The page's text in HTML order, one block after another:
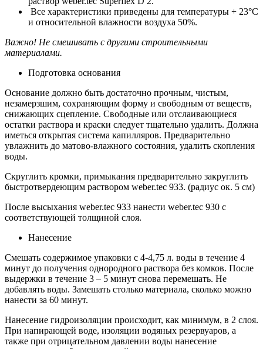
Все характеристики приведены для температуры + 23°С
и относительной влажности воздуха 50%.
Важно! Не смешивать с другими строительными
материалами.
Подготовка основания
Основание должно быть достаточно прочным, чистым,
незамерзшим, сохраняющим форму и свободным от веществ,
снижающих сцепление. Свободные или отслаивающиеся
остатки раствора и краски следует тщательно удалить. Должна
иметься открытая система капилляров. Предварительно
увлажнить до матово-влажного состояния, удалить скопления
воды.
Скруглить кромки, примыкания предварительно закруглить
быстротвердеющим раствором weber.tec 933. (радиус ок. 5 см)
После высыхания weber.tec 933 нанести weber.tec 930 с
соответствующей толщиной слоя.
Нанесение
Смешать содержимое упаковки с 4-4,75 л. воды в течение 4
минут до получения однородного раствора без комков. После
выдержки в течение 3 – 5 минут снова перемешать. Не
добавлять воды. Замешать столько материала, сколько можно
нанести за 60 минут.
Нанесение гидроизоляции происходит, как минимум, в 2 слоя.
При напирающей воде, изоляции водяных резервуаров, а
также при отрицательном давлении воды нанесение